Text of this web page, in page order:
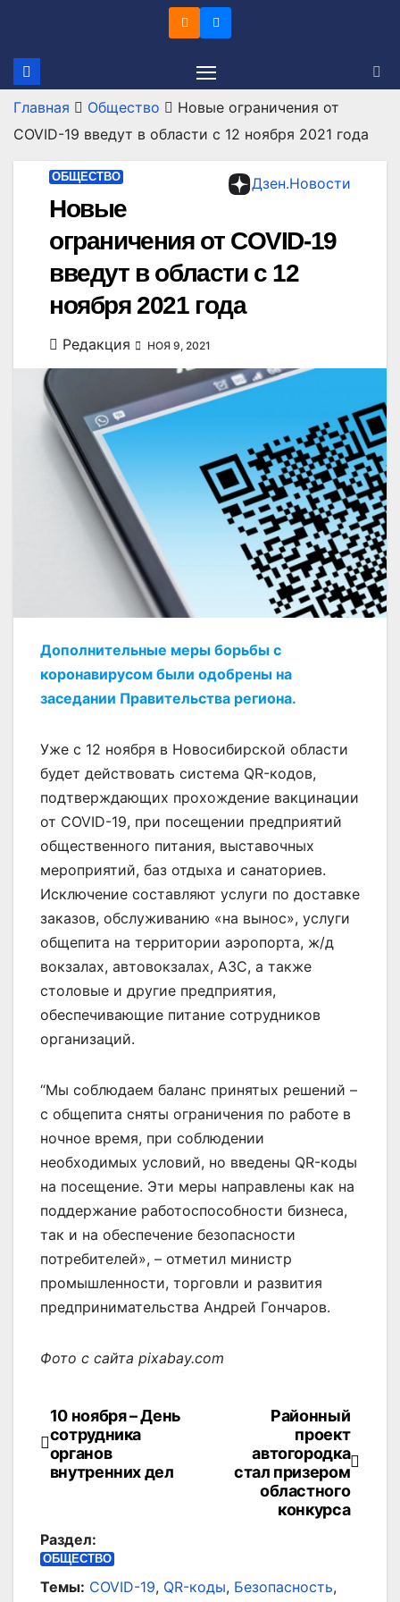
содержимому
Главная Общество
Новые ограничения от
COVID-19 введут в области с 12 ноября 2021 года
Дзен.Новости
ОБЩЕСТВО
Новые
ограничения от COVID-19
введут в области с 12
ноября 2021 года
Редакция НОЯ 9, 2021
Дополнительные меры борьбы с
коронавирусом были одобрены на
заседании Правительства региона.
Уже с 12 ноября в Новосибирской области
будет действовать система QR-кодов,
подтверждающих прохождение вакцинации
от COVID-19, при посещении предприятий
общественного питания, выставочных
мероприятий, баз отдыха и санаториев.
Исключение составляют услуги по доставке
заказов, обслуживанию «на вынос», услуги
общепита на территории аэропорта, ж/д
вокзалах, автовокзалах, АЗС, а также
столовые и другие предприятия,
обеспечивающие питание сотрудников
организаций.
“Мы соблюдаем баланс принятых решений –
с общепита сняты ограничения по работе в
ночное время, при соблюдении
необходимых условий, но введены QR-коды
на посещение. Эти меры направлены как на
поддержание работоспособности бизнеса,
так и на обеспечение безопасности
потребителей», – отметил министр
промышленности, торговли и развития
предпринимательства Андрей Гончаров.
Фото с сайта pixabay.com
Навигация
по
Районный
проект
автогородка
стал призером
областного
конкурса
10 ноября – День
сотрудника
органов
внутренних дел
Раздел:
ОБЩЕСТВО
Темы: COVID-19, QR-коды, Безопасность,